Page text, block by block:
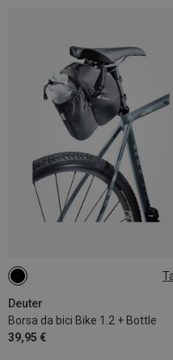
Deuter
Borsa da bici Bike 1.2 + Bottle
39,95 €
1.2L